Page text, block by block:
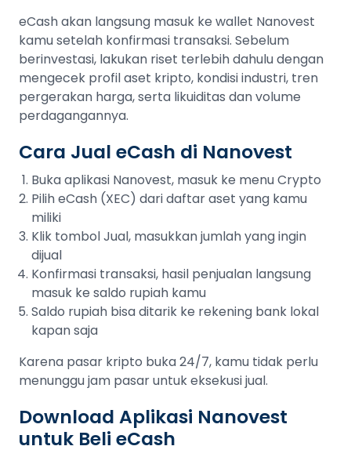
eCash akan langsung masuk ke wallet Nanovest
kamu setelah konfirmasi transaksi. Sebelum
berinvestasi, lakukan riset terlebih dahulu dengan
mengecek profil aset kripto, kondisi industri, tren
pergerakan harga, serta likuiditas dan volume
perdagangannya.
Cara Jual eCash di Nanovest
Buka aplikasi Nanovest, masuk ke menu Crypto
Pilih eCash (XEC) dari daftar aset yang kamu
miliki
Klik tombol Jual, masukkan jumlah yang ingin
dijual
Konfirmasi transaksi, hasil penjualan langsung
masuk ke saldo rupiah kamu
Saldo rupiah bisa ditarik ke rekening bank lokal
kapan saja
Karena pasar kripto buka 24/7, kamu tidak perlu
menunggu jam pasar untuk eksekusi jual.
Download Aplikasi Nanovest
untuk Beli eCash